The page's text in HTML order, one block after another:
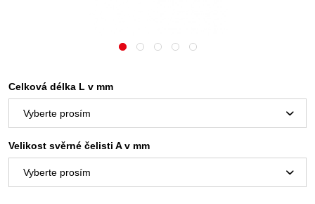
Celková délka L v mm
Velikost svěrné čelisti A v mm